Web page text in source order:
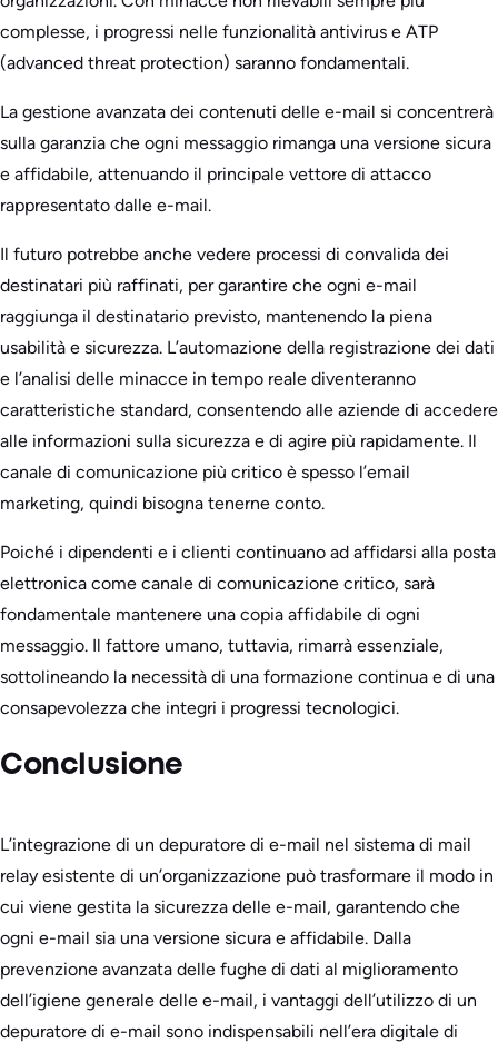
complesse, i progressi nelle funzionalità antivirus e ATP
(advanced threat protection) saranno fondamentali.
La gestione avanzata dei contenuti delle e-mail si concentrerà
sulla garanzia che ogni messaggio rimanga una versione sicura
e affidabile, attenuando il principale vettore di attacco
rappresentato dalle e-mail.
Il futuro potrebbe anche vedere processi di convalida dei
destinatari più raffinati, per garantire che ogni e-mail
raggiunga il destinatario previsto, mantenendo la piena
usabilità e sicurezza. L’automazione della registrazione dei dati
e l’analisi delle minacce in tempo reale diventeranno
caratteristiche standard, consentendo alle aziende di accedere
alle informazioni sulla sicurezza e di agire più rapidamente. Il
canale di comunicazione più critico è spesso l’email
marketing, quindi bisogna tenerne conto.
Poiché i dipendenti e i clienti continuano ad affidarsi alla posta
elettronica come canale di comunicazione critico, sarà
fondamentale mantenere una copia affidabile di ogni
messaggio. Il fattore umano, tuttavia, rimarrà essenziale,
sottolineando la necessità di una formazione continua e di una
consapevolezza che integri i progressi tecnologici.
Conclusione
L’integrazione di un depuratore di e-mail nel sistema di mail
relay esistente di un’organizzazione può trasformare il modo in
cui viene gestita la sicurezza delle e-mail, garantendo che
ogni e-mail sia una versione sicura e affidabile. Dalla
prevenzione avanzata delle fughe di dati al miglioramento
dell’igiene generale delle e-mail, i vantaggi dell’utilizzo di un
depuratore di e-mail sono indispensabili nell’era digitale di